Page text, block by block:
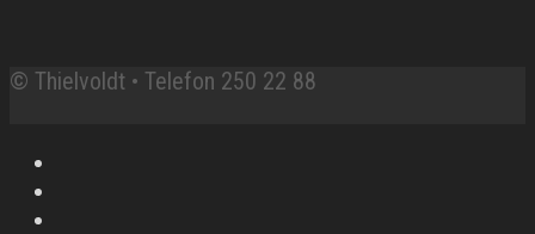
© Thielvoldt • Telefon 250 22 88